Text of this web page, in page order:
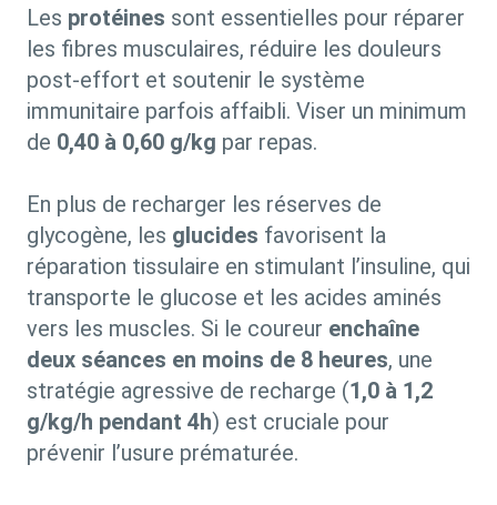
Les protéines sont essentielles pour réparer
les fibres musculaires, réduire les douleurs
post-effort et soutenir le système
immunitaire parfois affaibli. Viser un minimum
de 0,40 à 0,60 g/kg par repas.
En plus de recharger les réserves de
glycogène, les glucides favorisent la
réparation tissulaire en stimulant l’insuline, qui
transporte le glucose et les acides aminés
vers les muscles. Si le coureur enchaîne
deux séances en moins de 8 heures, une
stratégie agressive de recharge (1,0 à 1,2
g/kg/h pendant 4h) est cruciale pour
prévenir l’usure prématurée.